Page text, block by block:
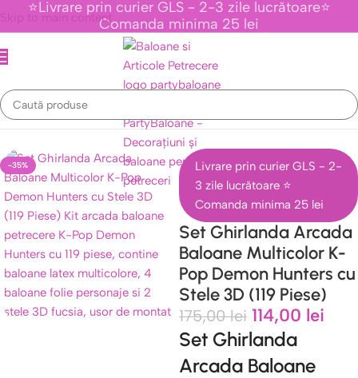
Skip to main content
⭐Livrare prin curier GLS - 2-3 zile lucrătoare⭐
Comanda minima 25 lei
Personaje Din Desene Animate/Colectia K-Pop Demon Hunter
-35%
Livrare prin curier GLS - 2-
3 zile lucrătoare ⭐
Comanda minima 25 lei
Set Ghirlanda Arcada
Baloane Multicolor K-
Pop Demon Hunters cu
Stele 3D (119 Piese)
175,00lei 114,00 lei
Set Ghirlanda
Arcada Baloane